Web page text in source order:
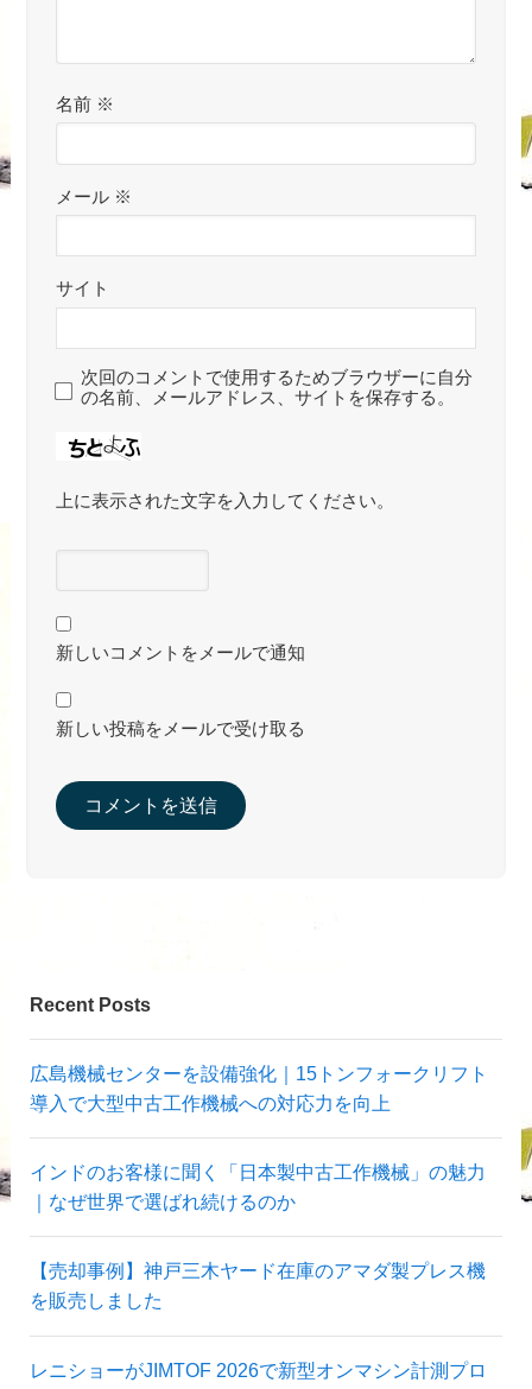
名前 ※
メール ※
サイト
次回のコメントで使用するためブラウザーに自分
の名前、メールアドレス、サイトを保存する。
上に表示された文字を入力してください。
新しいコメントをメールで通知
新しい投稿をメールで受け取る
Recent Posts
広島機械センターを設備強化｜15トンフォークリフト
導入で大型中古工作機械への対応力を向上
インドのお客様に聞く「日本製中古工作機械」の魅力
｜なぜ世界で選ばれ続けるのか
【売却事例】神戸三木ヤード在庫のアマダ製プレス機
を販売しました
レニショーがJIMTOF 2026で新型オンマシン計測プロ